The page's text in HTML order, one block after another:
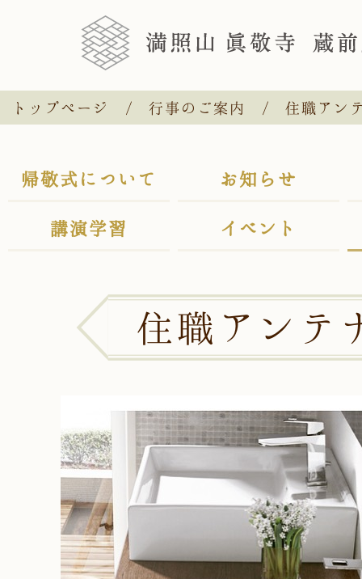
トップページ 行事のご案内 住職アン
帰敬式について お知らせ
講演学習 イベント
住職アンテ